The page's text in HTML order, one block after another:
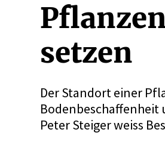
setzen
Der Standort einer
Bodenbeschaffenheit
Peter Steiger weiss